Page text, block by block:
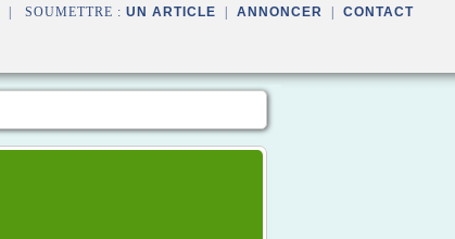
| SOUMETTRE : UN ARTICLE ANNONCER CONTACT